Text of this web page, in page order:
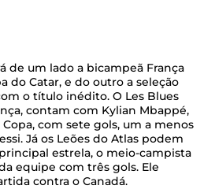
de um lado a bicampeã França
do Catar, e do outro a seleção
o título inédito. O Les Blues
contam com Kylian Mbappé,
com sete gols, um a menos
Já os Leões do Atlas podem
estrela, o meio-campista
equipe com três gols. Ele
contra o Canadá.